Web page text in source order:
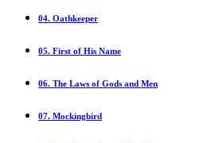
04. Oathkeeper
05. First of His Name
06. The Laws of Gods and Men
07. Mockingbird